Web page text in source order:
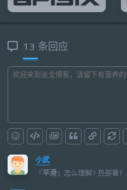
13 条回应
小武
『平滑』怎么理解? 热部署?